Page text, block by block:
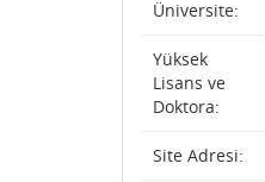
Üniversite:
Yüksek
Lisans ve
Doktora:
Site Adresi: